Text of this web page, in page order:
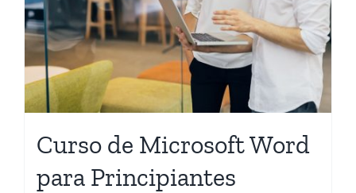
Curso de Microsoft Word
para Principiantes